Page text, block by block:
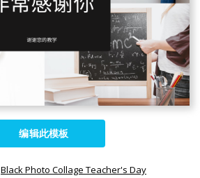
编辑此模板
Black Photo Collage Teacher's Day